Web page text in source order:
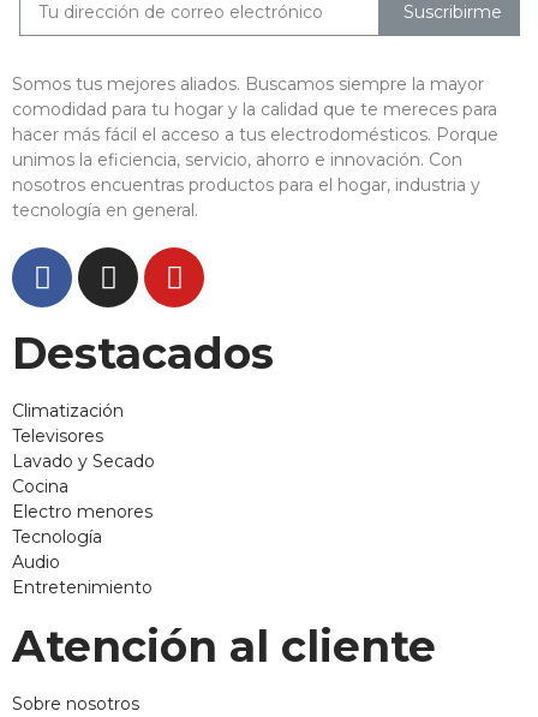
Suscribirme
Somos tus mejores aliados. Buscamos siempre la mayor
comodidad para tu hogar y la calidad que te mereces para
hacer más fácil el acceso a tus electrodomésticos. Porque
unimos la eficiencia, servicio, ahorro e innovación. Con
nosotros encuentras productos para el hogar, industria y
tecnología en general.
Destacados
Climatización
Televisores
Lavado y Secado
Cocina
Electro menores
Tecnología
Audio
Entretenimiento
Atención al cliente
Sobre nosotros